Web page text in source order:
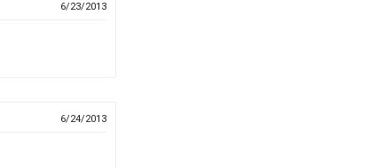
6/23/2013
6/24/2013